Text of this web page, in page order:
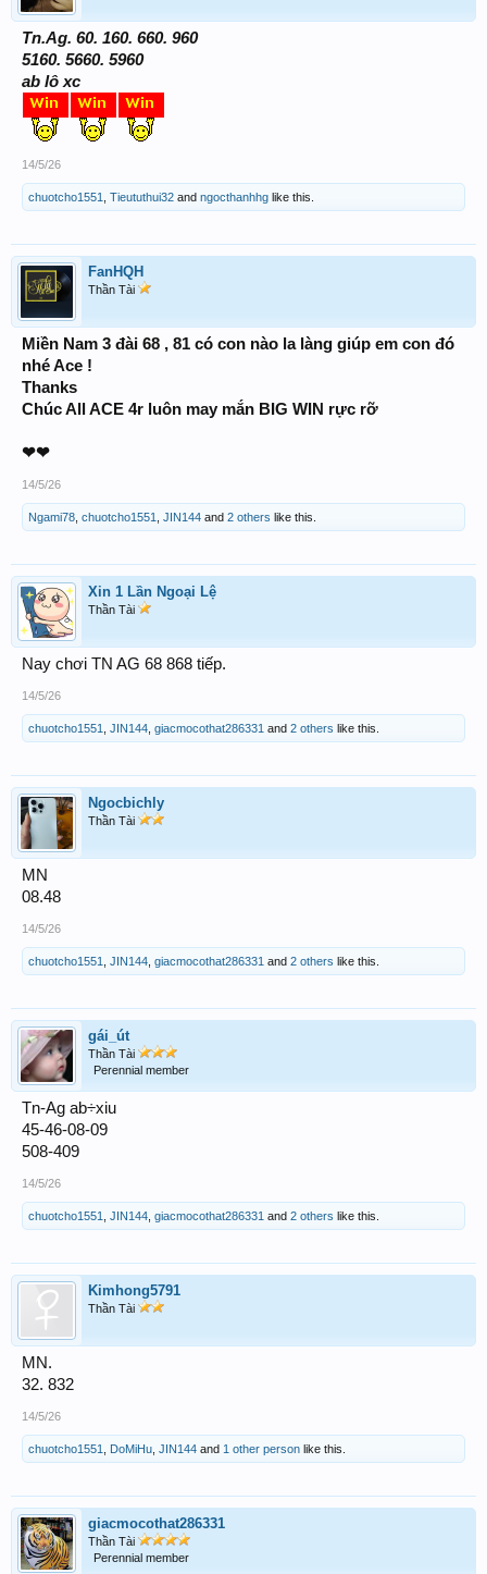
Tn.Ag. 60. 160. 660. 960
5160. 5660. 5960
ab lô xc
14/5/26
chuotcho1551 Tieututhui32 and ngocthanhhg like this.
FanHQH
Thần Tài
Miền Nam 3 đài 68 , 81 có con nào la làng giúp em con đó
nhé Ace !
Thanks
Chúc All ACE 4r luôn may mắn BIG WIN rực rỡ
❤❤
14/5/26
Ngami78 chuotcho1551 JIN144 and 2 others like this.
Xin 1 Lần Ngoại Lệ
Thần Tài
Nay chơi TN AG 68 868 tiếp.
14/5/26
chuotcho1551 JIN144 giacmocothat286331 and 2 others like this.
Ngocbichly
Thần Tài
MN
08.48
14/5/26
chuotcho1551 JIN144 giacmocothat286331 and 2 others like this.
gái_út
Thần Tài
Perennial member
Tn-Ag ab÷xiu
45-46-08-09
508-409
14/5/26
chuotcho1551 JIN144 giacmocothat286331 and 2 others like this.
Kimhong5791
Thần Tài
MN.
32. 832
14/5/26
chuotcho1551 DoMiHu JIN144 and 1 other person like this.
giacmocothat286331
Thần Tài
Perennial member